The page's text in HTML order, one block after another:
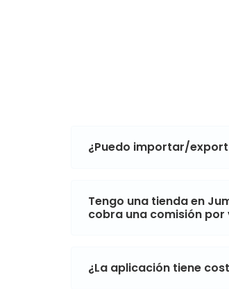
¿Puedo importar/
Tengo una tienda en
cobra una comisión por
¿La aplicación tiene